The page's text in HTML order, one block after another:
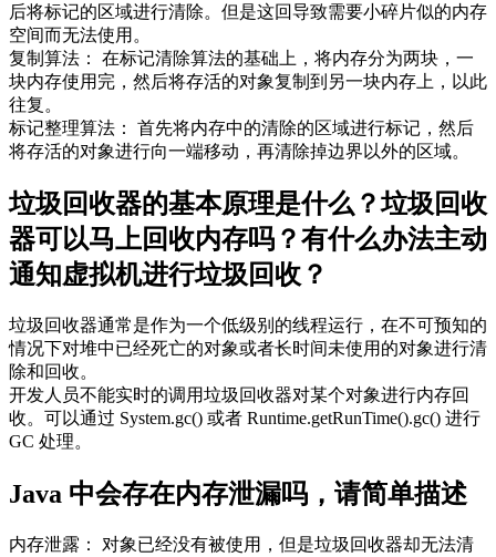
后将标记的区域进行清除。但是这回导致需要小碎片似的内存
空间而无法使用。
复制算法： 在标记清除算法的基础上，将内存分为两块，一
块内存使用完，然后将存活的对象复制到另一块内存上，以此
往复。
标记整理算法： 首先将内存中的清除的区域进行标记，然后
将存活的对象进行向一端移动，再清除掉边界以外的区域。
垃圾回收器的基本原理是什么？垃圾回收
器可以马上回收内存吗？有什么办法主动
通知虚拟机进行垃圾回收？
垃圾回收器通常是作为一个低级别的线程运行，在不可预知的
情况下对堆中已经死亡的对象或者长时间未使用的对象进行清
除和回收。
开发人员不能实时的调用垃圾回收器对某个对象进行内存回
收。可以通过 System.gc() 或者 Runtime.getRunTime().gc() 进行
GC 处理。
Java 中会存在内存泄漏吗，请简单描述
内存泄露： 对象已经没有被使用，但是垃圾回收器却无法清